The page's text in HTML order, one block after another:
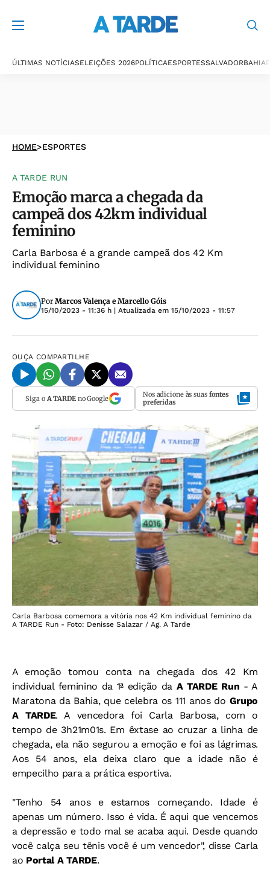
ÚLTIMAS NOTÍCIASELEIÇÕES 2026POLÍTICAESPORTESSALVADORBAHIA
HOME>ESPORTES
A TARDE RUN
Emoção marca a chegada da
campeã dos 42km individual
feminino
Carla Barbosa é a grande campeã dos 42 Km
individual feminino
Por Marcos Valença e Marcello Góis
15/10/2023 - 11:36 h | Atualizada em 15/10/2023 - 11:57
OUÇA COMPARTILHE
Siga o A TARDEno Google Nos adicione às suas fontes
preferidas
Carla Barbosa comemora a vitória nos 42 Km individual feminino da
A TARDE Run - Foto: Denisse Salazar / Ag. A Tarde
A emoção tomou conta na chegada dos 42 Km
individual feminino da 1ª edição da A TARDE Run - A
Maratona da Bahia, que celebra os 111 anos do Grupo
A TARDE. A vencedora foi Carla Barbosa, com o
tempo de 3h21m01s. Em êxtase ao cruzar a linha de
chegada, ela não segurou a emoção e foi as lágrimas.
Aos 54 anos, ela deixa claro que a idade não é
empecilho para a prática esportiva.
"Tenho 54 anos e estamos começando. Idade é
apenas um número. Isso é vida. É aqui que vencemos
a depressão e todo mal se acaba aqui. Desde quando
você calça seu tênis você é um vencedor", disse Carla
ao Portal A TARDE.